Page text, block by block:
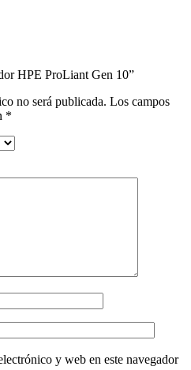
HPE ProLiant Gen 10”
no será publicada. Los campos
*
y web en este navegador